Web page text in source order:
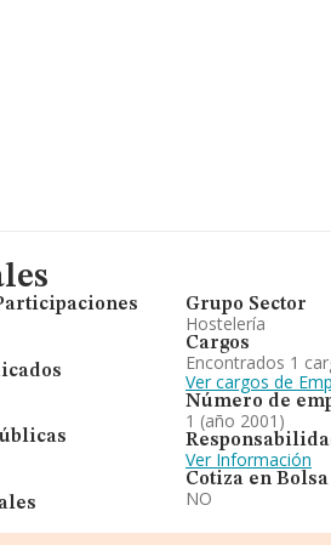
Grupo Sector
Hostelería
Cargos
Encontrados 1
Ver cargos de
Número de
1 (año 2001)
Ver Información
Cotiza en Bolsa
NO